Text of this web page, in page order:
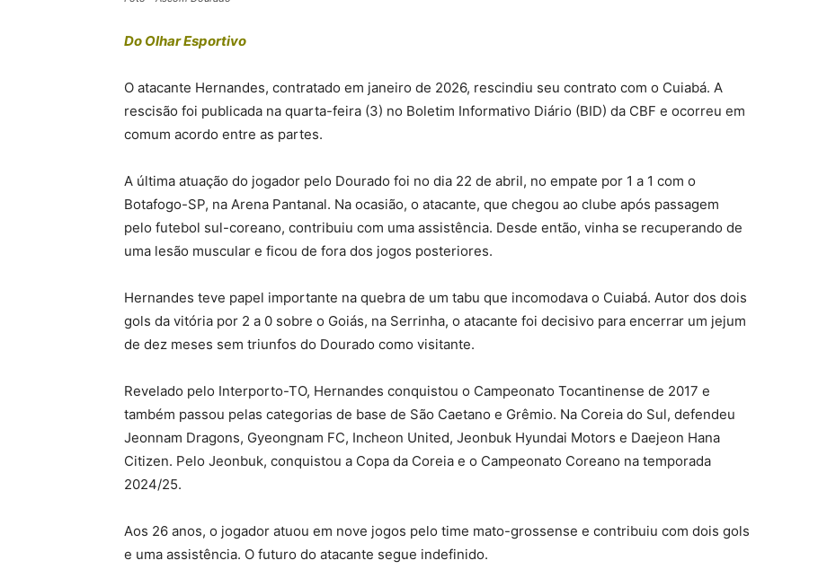
Do Olhar Esportivo
O atacante Hernandes, contratado em janeiro de 2026, rescindiu seu contrato com o Cuiabá. A
rescisão foi publicada na quarta-feira (3) no Boletim Informativo Diário (BID) da CBF e ocorreu em
comum acordo entre as partes.
A última atuação do jogador pelo Dourado foi no dia 22 de abril, no empate por 1 a 1 com o
Botafogo-SP, na Arena Pantanal. Na ocasião, o atacante, que chegou ao clube após passagem
pelo futebol sul-coreano, contribuiu com uma assistência. Desde então, vinha se recuperando de
uma lesão muscular e ficou de fora dos jogos posteriores.
Hernandes teve papel importante na quebra de um tabu que incomodava o Cuiabá. Autor dos dois
gols da vitória por 2 a 0 sobre o Goiás, na Serrinha, o atacante foi decisivo para encerrar um jejum
de dez meses sem triunfos do Dourado como visitante.
Revelado pelo Interporto-TO, Hernandes conquistou o Campeonato Tocantinense de 2017 e
também passou pelas categorias de base de São Caetano e Grêmio. Na Coreia do Sul, defendeu
Jeonnam Dragons, Gyeongnam FC, Incheon United, Jeonbuk Hyundai Motors e Daejeon Hana
Citizen. Pelo Jeonbuk, conquistou a Copa da Coreia e o Campeonato Coreano na temporada
2024/25.
Aos 26 anos, o jogador atuou em nove jogos pelo time mato-grossense e contribuiu com dois gols
e uma assistência. O futuro do atacante segue indefinido.